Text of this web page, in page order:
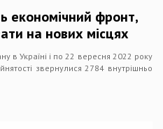
економічний фронт,
на нових місцях
в Україні і по 22 вересня 2022 року
звернулися 2784 внутрішньо